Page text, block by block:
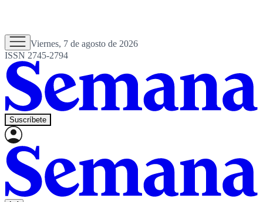
Viernes, 7 de agosto de 2026
ISSN 2745-2794
Suscríbete